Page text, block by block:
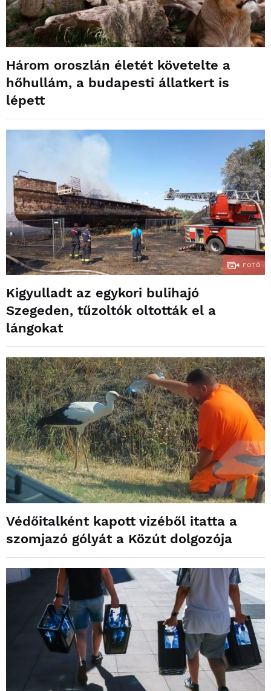
Három oroszlán életét követelte a
hőhullám, a budapesti állatkert is
lépett
4 FOTÓ
Kigyulladt az egykori bulihajó
Szegeden, tűzoltók oltották el a
lángokat
Védőitalként kapott vizéből itatta a
szomjazó gólyát a Közút dolgozója